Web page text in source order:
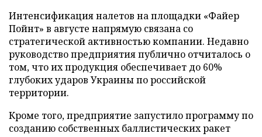
Интенсификация налетов на площадки «Файер
Пойнт» в августе напрямую связана со
стратегической активностью компании. Недавно
руководство предприятия публично отчиталось о
том, что их продукция обеспечивает до 60%
глубоких ударов Украины по российской
территории.
Кроме того, предприятие запустило программу по
созданию собственных баллистических ракет